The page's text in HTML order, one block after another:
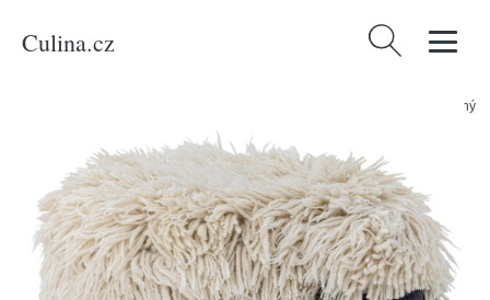
Culina.cz Vyhledávání
Bloomingville Černobílý čalouněný